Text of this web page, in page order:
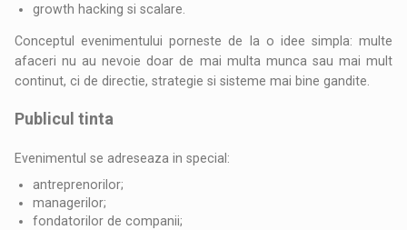
growth hacking si scalare.
Conceptul evenimentului porneste de la o idee simpla: multe
afaceri nu au nevoie doar de mai multa munca sau mai mult
continut, ci de directie, strategie si sisteme mai bine gandite.
Publicul tinta
Evenimentul se adreseaza in special:
antreprenorilor;
managerilor;
fondatorilor de companii;